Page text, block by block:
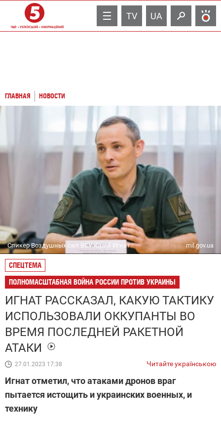
TV UA
ГЛАВНАЯ НОВОСТИ
Спикер Воздушных сил ВСУ Юрий Игнат mil.gov.ua
СПЕЦТЕМА
ПОЛНОМАСШТАБНАЯ ВОЙНА РОССИИ ПРОТИВ УКРАИНЫ
ИГНАТ РАССКАЗАЛ, КАКУЮ ТАКТИКУ
ИСПОЛЬЗОВАЛИ ОККУПАНТЫ ВО
ВРЕМЯ ПОСЛЕДНЕЙ РАКЕТНОЙ
АТАКИ
27.01.2023 17:38 Читайте українською
Игнат отметил, что атаками дронов враг
пытается истощить и украинских военных, и
технику